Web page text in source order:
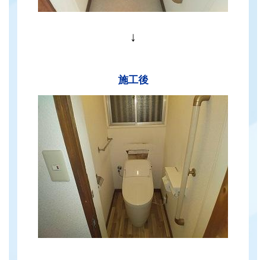
↓
施工後